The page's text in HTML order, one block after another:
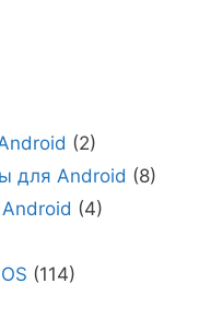
(2)
для Android (8)
(4)
(114)